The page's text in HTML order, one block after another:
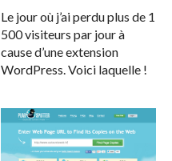
Le jour où j’ai perdu plus de 1
500 visiteurs par jour à
cause d’une extension
WordPress. Voici laquelle !